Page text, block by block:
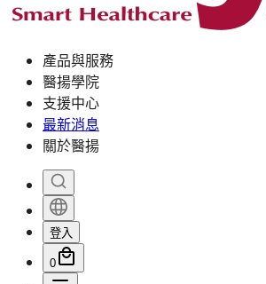
產品與服務
醫揚學院
支援中心
最新消息
關於醫揚
登入
0